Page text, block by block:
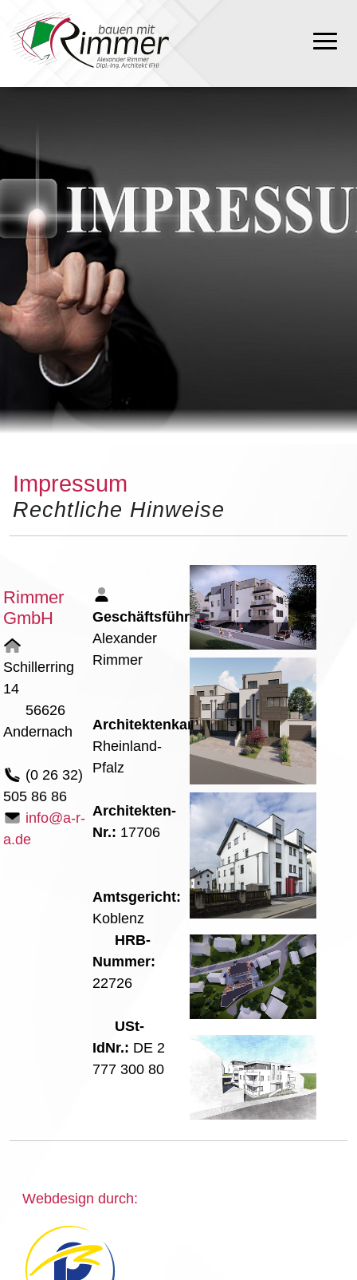
Impressum
Rechtliche Hinweise
Rimmer
GmbH
Schillerring
14
56626
Andernach
(0 26 32)
505 86 86
info@a-r-
a.de
Geschäftsführer:
Alexander
Rimmer
Architektenkammer:
Rheinland-
Pfalz
Architekten-
Nr.: 17706
Amtsgericht:
Koblenz
HRB-
Nummer:
22726
USt-
IdNr.: DE 2
777 300 80
Webdesign durch: